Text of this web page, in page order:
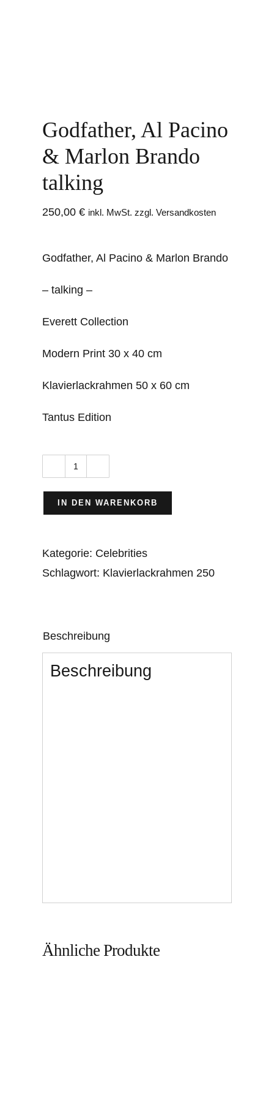
Godfather, Al Pacino
& Marlon Brando
talking
250,00 € inkl. MwSt. zzgl. Versandkosten
Godfather, Al Pacino & Marlon Brando
– talking –
Everett Collection
Modern Print 30 x 40 cm
Klavierlackrahmen 50 x 60 cm
Tantus Edition
Godfather,
Al
Pacino
Marlon
Brando
IN DEN WARENKORB
Kategorie: Celebrities
Schlagwort: Klavierlackrahmen 250
Beschreibung
Beschreibung
Ähnliche Produkte